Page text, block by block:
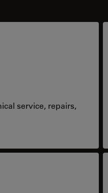
service, repairs,